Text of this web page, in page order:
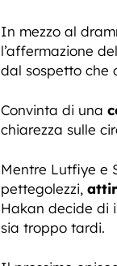
In mezzo al
l’affermazione
dal sospetto che
Convinta di una
chiarezza sulle
Mentre Lutfiye e
pettegolezzi,
Hakan decide di
sia troppo tardi.